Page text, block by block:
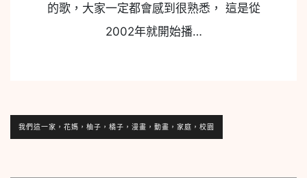
的歌，大家一定都會感到很熟悉， 這是從
2002年就開始播…
我們這一家，花媽，柚子，橘子，漫畫，動畫，家庭，校園